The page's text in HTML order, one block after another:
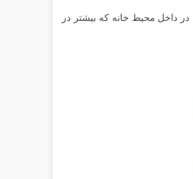
در داخل محیط خانه که بیشتر در